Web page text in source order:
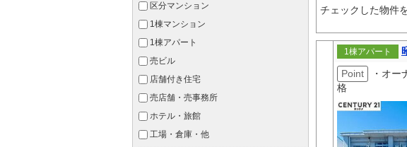
チェックした物件
1棟アパート
Point
・オ
格
区分マンション
1棟マンション
1棟アパート
売ビル
店舗付き住宅
売店舗・売事務所
ホテル・旅館
工場・倉庫・他